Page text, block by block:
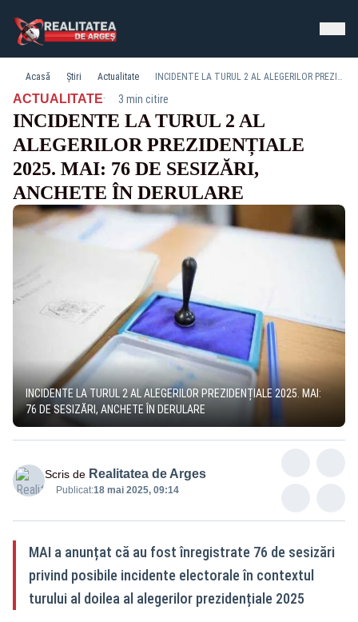
Acasă Știri Actualitate INCIDENTE LA TURUL 2 AL ALEGERILOR PREZIDENȚIALE 2025. MAI: 76 DE SESIZĂRI, ANCHETE ÎN DERULARE
ACTUALITATE· 3 min citire
INCIDENTE LA TURUL 2 AL
ALEGERILOR PREZIDENȚIALE
2025. MAI: 76 DE SESIZĂRI,
ANCHETE ÎN DERULARE
INCIDENTE LA TURUL 2 AL ALEGERILOR PREZIDENȚIALE 2025. MAI:
76 DE SESIZĂRI, ANCHETE ÎN DERULARE
Scris de Realitatea de Arges
Publicat:18 mai 2025, 09:14
MAI a anunțat că au fost înregistrate 76 de sesizări
privind posibile incidente electorale în contextul
turului al doilea al alegerilor prezidențiale 2025